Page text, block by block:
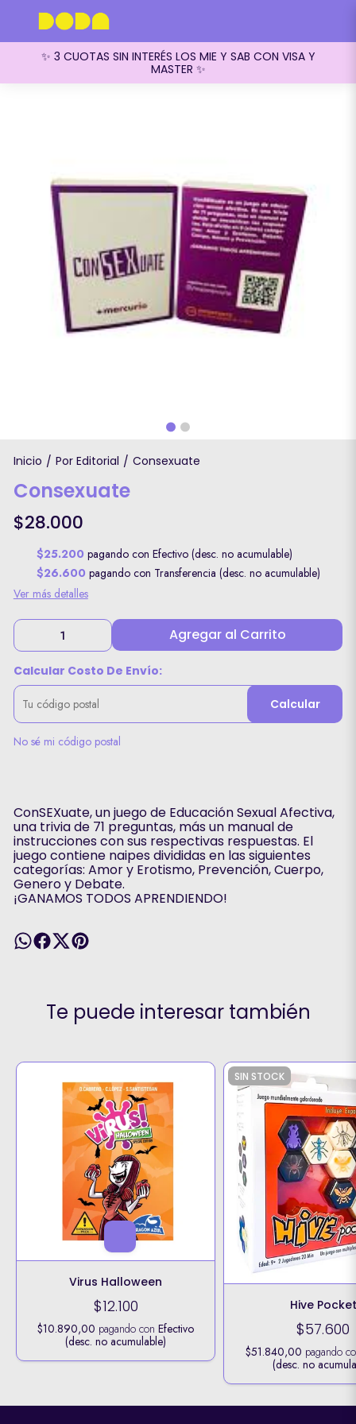
✨ 3 CUOTAS SIN INTERÉS LOS MIE Y SAB CON VISA Y
MASTER ✨
Inicio / Por Editorial / Consexuate
Consexuate
$28.000
$25.200 pagando con Efectivo (desc. no acumulable)
$26.600 pagando con Transferencia (desc. no acumulable)
Ver más detalles
Agregar al Carrito
Calcular Costo De Envío:
Calcular
No sé mi código postal
ConSEXuate, un juego de Educación Sexual Afectiva,
una trivia de 71 preguntas, más un manual de
instrucciones con sus respectivas respuestas. El
juego contiene naipes divididas en las siguientes
categorías: Amor y Erotismo, Prevención, Cuerpo,
Genero y Debate.
¡GANAMOS TODOS APRENDIENDO!
Te puede interesar también
Virus Halloween
$12.100
$10.890,00 pagando conEfectivo
(desc. no acumulable)
SIN STOCK
Hive Pocket
$57.600
$51.840,00 pagando
(desc. no